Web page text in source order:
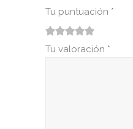
Tu puntuación *
1
2
3
4
5
Tu valoración *